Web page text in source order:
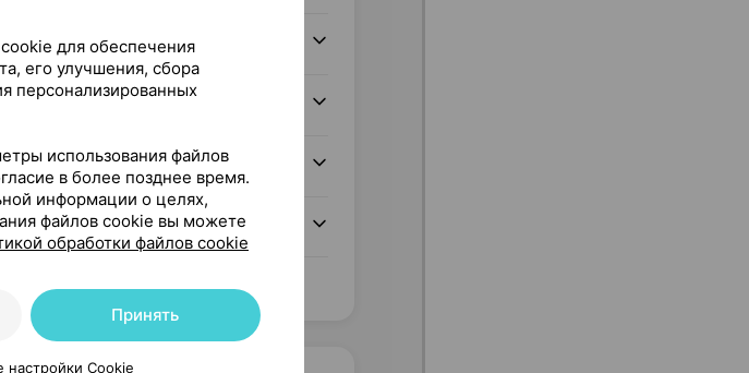
для обеспечения
его улучшения, сбора
персонализированных
использования файлов
в более позднее время.
информации о целях,
файлов cookie вы можете
обработки файлов cookie
Принять
настройки Cookie